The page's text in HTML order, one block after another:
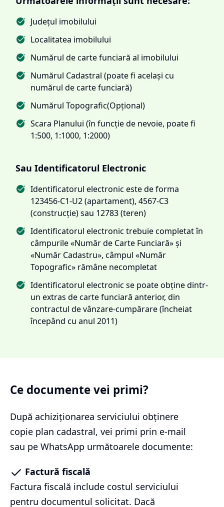
Județul imobilului
Localitatea imobilului
Numărul de carte funciară al imobilului
Numărul Cadastral (poate fi același cu
numărul de carte funciară)
Numărul Topografic(Opțional)
Scara Planului (în funcție de nevoie, poate fi
1:500, 1:1000, 1:2000)
Sau Identificatorul Electronic
Identificatorul electronic este de forma
123456-C1-U2 (apartament), 4567-C3
(construcție) sau 12783 (teren)
Identificatorul electronic trebuie completat în
câmpurile «Număr de Carte Funciară» și
«Număr Cadastru», câmpul «Număr
Topografic» rămâne necompletat
Identificatorul electronic se poate obține dintr-
un extras de carte funciară anterior, din
contractul de vânzare-cumpărare (încheiat
începând cu anul 2011)
Ce documente vei primi?
După achiziționarea serviciului obținere
copie plan cadastral, vei primi prin e-mail
sau pe WhatsApp următoarele documente:
Factură fiscală
Factura fiscală include costul serviciului
pentru documentul solicitat. Dacă